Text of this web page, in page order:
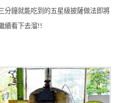
分鐘就能吃到的五星級披薩做法即將
續看下去溜!!